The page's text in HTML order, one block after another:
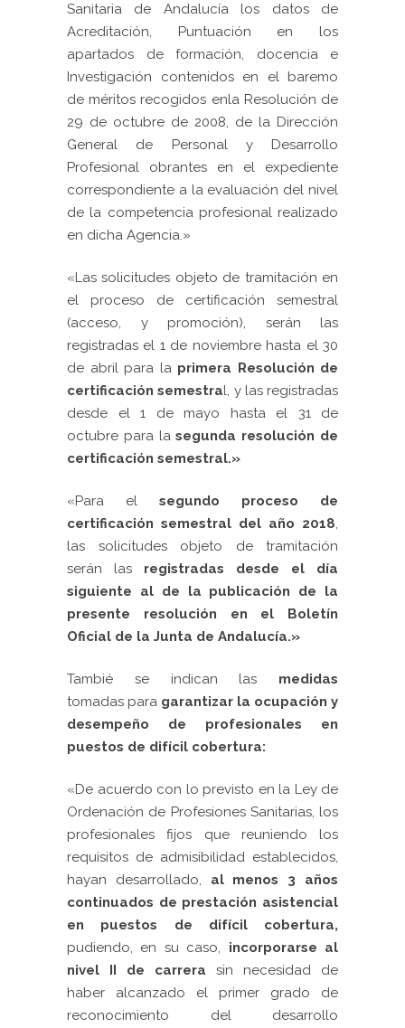
Sanitaria de Andalucía los datos de
Acreditación, Puntuación en los
apartados de formación, docencia e
Investigación contenidos en el baremo
de méritos recogidos enla Resolución de
29 de octubre de 2008, de la Dirección
General de Personal y Desarrollo
Profesional obrantes en el expediente
correspondiente a la evaluación del nivel
de la competencia profesional realizado
en dicha Agencia.»
«Las solicitudes objeto de tramitación en
el proceso de certificación semestral
(acceso, y promoción), serán las
registradas el 1 de noviembre hasta el 30
de abril para laprimera Resolución de
certificación semestral, y las registradas
desde el 1 de mayo hasta el 31 de
octubre para lasegunda resolución de
certificación semestral.»
«Para el segundo proceso de
certificación semestral del año 2018,
las solicitudes objeto de tramitación
serán las registradas desde el día
siguiente al de la publicación de la
presente resolución en el Boletín
Oficial de la Junta de Andalucía.»
Tambié se indican las medidas
tomadas para garantizar la ocupación y
desempeño de profesionales en
puestos de difícil cobertura:
«De acuerdo con lo previsto en la Ley de
Ordenación de Profesiones Sanitarias, los
profesionales fijos que reuniendo los
requisitos de admisibilidad establecidos,
hayan desarrollado, al menos 3 años
continuados de prestación asistencial
en puestos de difícil cobertura,
pudiendo, en su caso, incorporarse al
nivel II de carrera sin necesidad de
haber alcanzado el primer grado de
reconocimiento del desarrollo